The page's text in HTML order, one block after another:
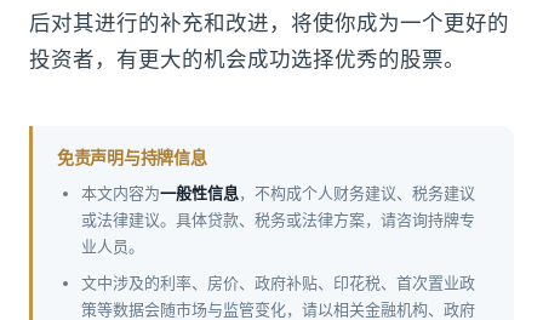
后对其进行的补充和改进，将使你成为一个更好的
投资者，有更大的机会成功选择优秀的股票。
免责声明与持牌信息
本文内容为一般性信息，不构成个人财务建议、税务建议
或法律建议。具体贷款、税务或法律方案，请咨询持牌专
业人员。
文中涉及的利率、房价、政府补贴、印花税、首次置业政
策等数据会随市场与监管变化，请以相关金融机构、政府